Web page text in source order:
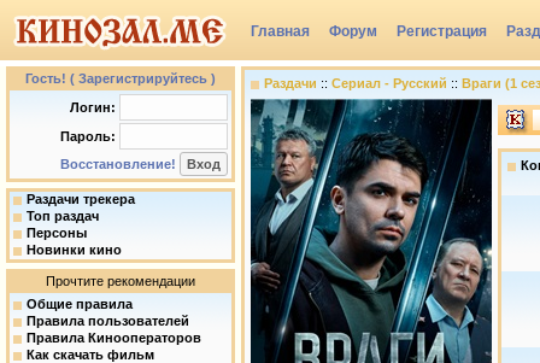
Главная Форум Регистрация
Группы
Гость! ( Зарегистрируйтесь )
Логин:
Пароль:
Восстановление!
Раздачи трекера
Топ раздач
Персоны
Новинки кино
Прочтите рекомендации
Общие правила
Правила пользователей
Правила Кинооператоров
Как скачать фильм
Раздачи :: Сериал - Русский :: Враги (1